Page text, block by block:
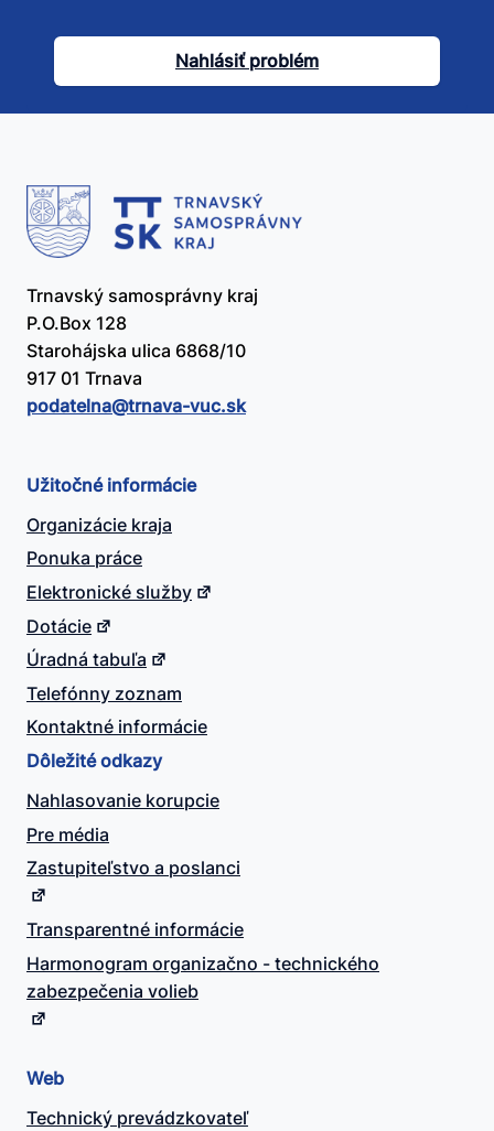
článok
užitočný?
Nahlásiť problém
Trnavský samosprávny kraj
P.O.Box 128
Starohájska ulica 6868/10
917 01 Trnava
podatelna@​trnava-vuc.sk
Užitočné informácie
Organizácie kraja
Ponuka práce
Elektronické služby
Dotácie
Úradná tabuľa
Telefónny zoznam
Kontaktné informácie
Dôležité odkazy
Nahlasovanie korupcie
Pre média
Zastupiteľstvo a poslanci
Transparentné informácie
Harmonogram organizačno - technického
zabezpečenia volieb
Web
Technický prevádzkovateľ